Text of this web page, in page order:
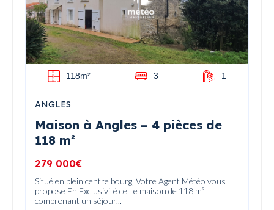
118m² 3 1
Maison à Angles – 4 pièces de
118 m²
ANGLES
279 000€
Situé en plein centre bourg, Votre Agent Météo vous
propose En Exclusivité cette maison de 118 m²
comprenant un séjour...